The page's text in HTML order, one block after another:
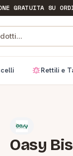
GRATUITASU
Rettili e
Oasy